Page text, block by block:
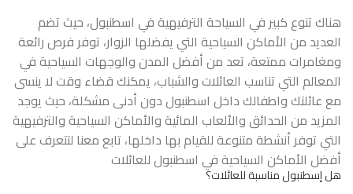
هناك تنوع كبير في السياحة الترفيهية في اسطنبول، حيث تضم
العديد من الأماكن السياحية التي يفضلها الزوار، توفر فرص رائعة
ومغامرات ممتعة، تعد من أفضل المدن والوجهات السياحية في
المعالم التي تناسب العائلات والشباب، يمكنك قضاء وقت لا ينسى
مع عائلتك واطفالك داخل اسطنبول دون أدنى مشكلة، حيث يوجد
المزيد من الحدائق والألعاب المائية والأماكن السياحية والترفيهية
التي توفر أنشطة متنوعة للقيام بها داخلها، تابع معنا لتتعرف على
أفضل الأماكن السياحية في اسطنبول للعائلات
هل إسطنبول مناسبة للعائلات؟